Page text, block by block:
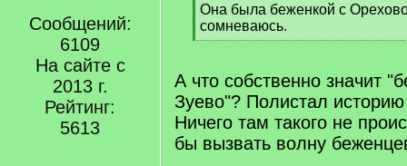
Сообщений:
6109
На сайте с
2013 г.
Рейтинг:
5613
[
q
]
Она была беженкой с
сомневаюсь.
[
q
А что собственно значит
Зуево"? Полистал
Ничего там такого не
бы вызвать волну